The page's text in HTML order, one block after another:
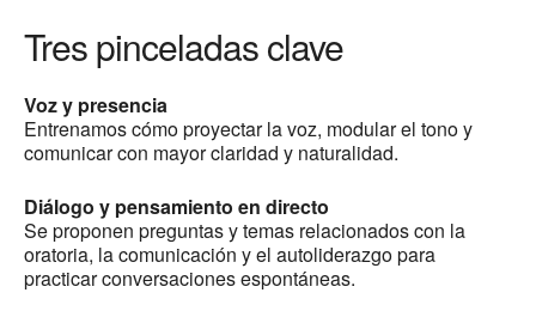
Tres pinceladas clave
Voz y presencia
Entrenamos cómo proyectar la voz, modular el tono y
comunicar con mayor claridad y naturalidad.
Diálogo y pensamiento en directo
Se proponen preguntas y temas relacionados con la
oratoria, la comunicación y el autoliderazgo para
practicar conversaciones espontáneas.